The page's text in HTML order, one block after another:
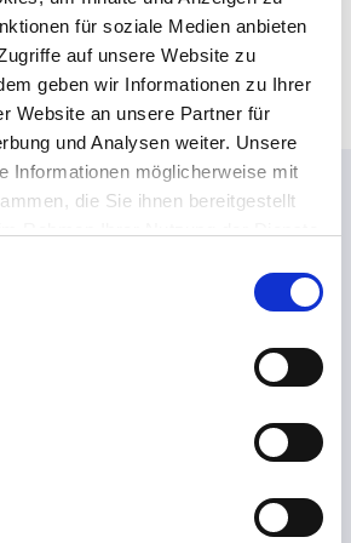
für soziale Medien anbieten
auf unsere Website zu
geben wir Informationen zu Ihrer
Website an unsere Partner für
und Analysen weiter. Unsere
Informationen möglicherweise mit
die Sie ihnen bereitgestellt
Senden!
Sie interessieren...